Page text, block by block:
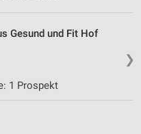
❯
Gesund und Fit Hof
1 Prospekt